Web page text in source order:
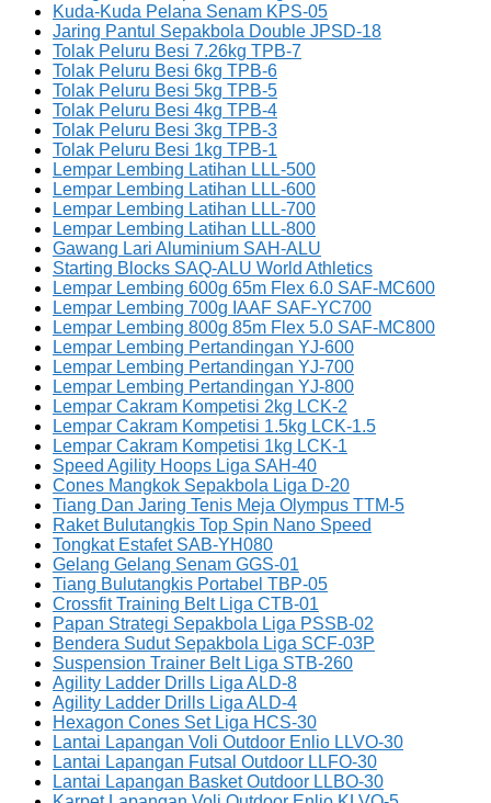
Kuda-Kuda Pelana Senam KPS-05
Jaring Pantul Sepakbola Double JPSD-18
Tolak Peluru Besi 7.26kg TPB-7
Tolak Peluru Besi 6kg TPB-6
Tolak Peluru Besi 5kg TPB-5
Tolak Peluru Besi 4kg TPB-4
Tolak Peluru Besi 3kg TPB-3
Tolak Peluru Besi 1kg TPB-1
Lempar Lembing Latihan LLL-500
Lempar Lembing Latihan LLL-600
Lempar Lembing Latihan LLL-700
Lempar Lembing Latihan LLL-800
Gawang Lari Aluminium SAH-ALU
Starting Blocks SAQ-ALU World Athletics
Lempar Lembing 600g 65m Flex 6.0 SAF-MC600
Lempar Lembing 700g IAAF SAF-YC700
Lempar Lembing 800g 85m Flex 5.0 SAF-MC800
Lempar Lembing Pertandingan YJ-600
Lempar Lembing Pertandingan YJ-700
Lempar Lembing Pertandingan YJ-800
Lempar Cakram Kompetisi 2kg LCK-2
Lempar Cakram Kompetisi 1.5kg LCK-1.5
Lempar Cakram Kompetisi 1kg LCK-1
Speed Agility Hoops Liga SAH-40
Cones Mangkok Sepakbola Liga D-20
Tiang Dan Jaring Tenis Meja Olympus TTM-5
Raket Bulutangkis Top Spin Nano Speed
Tongkat Estafet SAB-YH080
Gelang Gelang Senam GGS-01
Tiang Bulutangkis Portabel TBP-05
Crossfit Training Belt Liga CTB-01
Papan Strategi Sepakbola Liga PSSB-02
Bendera Sudut Sepakbola Liga SCF-03P
Suspension Trainer Belt Liga STB-260
Agility Ladder Drills Liga ALD-8
Agility Ladder Drills Liga ALD-4
Hexagon Cones Set Liga HCS-30
Lantai Lapangan Voli Outdoor Enlio LLVO-30
Lantai Lapangan Futsal Outdoor LLFO-30
Lantai Lapangan Basket Outdoor LLBO-30